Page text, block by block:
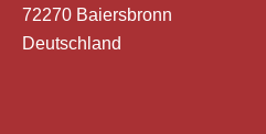
72270 Baiersbronn
Deutschland